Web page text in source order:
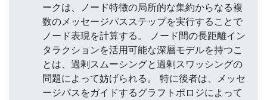
ークは、ノード特徴の局所的な集約からなる複
数のメッセージパスステップを実行することで
ノード表現を計算する。 ノード間の長距離イン
タラクションを活用可能な深層モデルを持つこ
とは、過剰スムーシングと過剰スワッシングの
問題によって妨げられる。 特に後者は、メッセ
ージパスをガイドするグラフトポロジによって